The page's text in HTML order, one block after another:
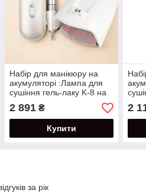
Набір для манікюру на
акумуляторі :Лампа для
сушіння гель-лаку K-8 на
60Вт+фрезер портативний
UV-301-25Вт на
акумуляторі.
2 891₴
Купити
на
на
2
за рік